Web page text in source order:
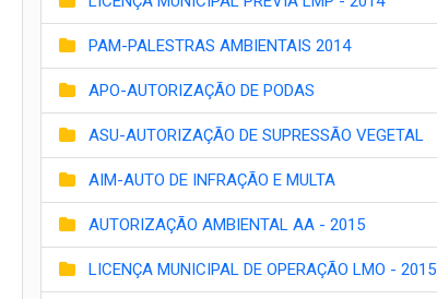
PAM-PALESTRAS AMBIENTAIS 2014
APO-AUTORIZAÇÃO DE PODAS
ASU-AUTORIZAÇÃO DE SUPRESSÃO VEGETAL
AIM-AUTO DE INFRAÇÃO E MULTA
AUTORIZAÇÃO AMBIENTAL AA - 2015
LICENÇA MUNICIPAL DE OPERAÇÃO LMO - 2015